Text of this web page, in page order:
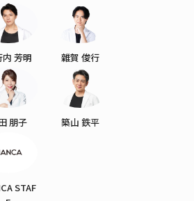
芳明 雜賀 俊行
朋子 築山 鉄平
STAF